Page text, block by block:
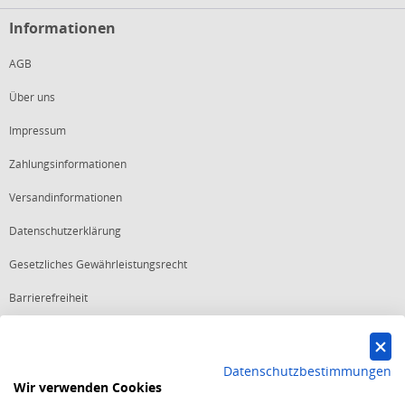
Informationen
AGB
Über uns
Impressum
Zahlungsinformationen
Versandinformationen
Datenschutzerklärung
Gesetzliches Gewährleistungsrecht
Barrierefreiheit
Datenschutzbestimmungen
Wir verwenden Cookies